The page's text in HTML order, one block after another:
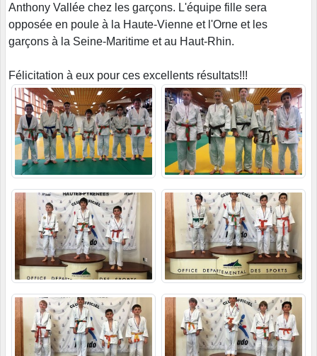
Anthony Vallée chez les garçons. L'équipe fille sera
opposée en poule à la Haute-Vienne et l'Orne et les
garçons à la Seine-Maritime et au Haut-Rhin.
Félicitation à eux pour ces excellents résultats!!!